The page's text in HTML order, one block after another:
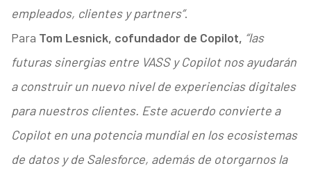
empleados, clientes y partners”.
Para Tom Lesnick, cofundador de Copilot, “las
futuras sinergias entre VASS y Copilot nos ayudarán
a construir un nuevo nivel de experiencias digitales
para nuestros clientes. Este acuerdo convierte a
Copilot en una potencia mundial en los ecosistemas
de datos y de Salesforce, además de otorgarnos la